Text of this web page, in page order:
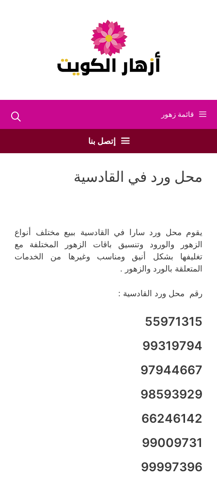
قائمة زهور
إتصل بنا
محل ورد في القادسية
يقوم محل ورد سارا في القادسية ببيع مختلف أنواع
الزهور والورود وتنسيق باقات الزهور المختلفة مع
تغليفها بشكل أنيق ومناسب وغيرها من الخدمات
المتعلقة بالورد والزهور .
رقم محل ورد القادسية :
55971315
99319794
97944667
98593929
66246142
99009731
99997396